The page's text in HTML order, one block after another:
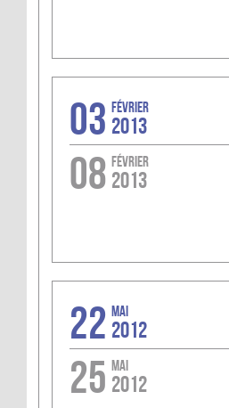
03 FÉVRIER
2013
08 FÉVRIER
2013
22 MAI
2012
25 MAI
2012